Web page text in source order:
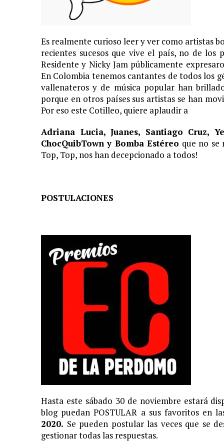
11 JUNIO, 2020
2 FEBRERO, 2026
XIII GALA DE LOS PREMIOS
1 FEBRERO, 2026 | GANADORES XIII PREMIOS EL COTILLEO 25/26
3 FEBRERO, 2025 | LOS MÁS GUAP@S 2025
2 DICIEMBRE, 2024 | NOMINADOS XII PREMIOS EL COTILLEO
23 NOVIEMBRE, 2024 | PREMIOS EL COTILLEO 24-25
28 ENERO, 2024 | LOS ARTISTAS INVITADOS
1 FEBRERO, 2025 | LA NOCHE DE LOS MEJORES
Es realmente curioso leer y ver como artistas
recientes sucesos que vive el país, no de
Residente y Nicky Jam públicamente
En Colombia tenemos cantantes de todos los
vallenateros y de música popular han
porque en otros países sus artistas se han
Por eso este Cotilleo, quiere aplaudir a
Adriana Lucia, Juanes, Santiago Cruz,
ChocQuibTown y Bomba Estéreo que no se
Top, Top, nos han decepcionado a todos!
POSTULACIONES
Hasta este sábado 30 de noviembre estará
blog puedan POSTULAR a sus favoritos en
2020. Se pueden postular las veces que se
gestionar todas las respuestas.